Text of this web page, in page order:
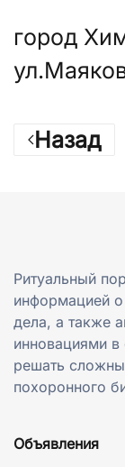
город
Назад
Ритуальный
информацией
дела, а также
инновациями в
решать
похоронного
Объявления